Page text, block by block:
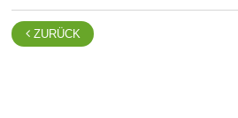
ZURÜCK